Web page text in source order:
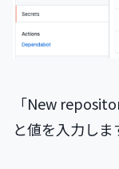
「New
と値を入力しま